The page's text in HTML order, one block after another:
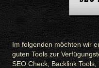
Im folgenden möchten wir
guten Tools zur
SEO Check, Backlink